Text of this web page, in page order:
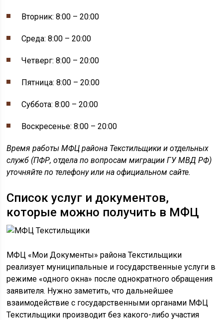
Вторник: 8:00 – 20:00
Среда: 8:00 – 20:00
Четверг: 8:00 – 20:00
Пятница: 8:00 – 20:00
Суббота: 8:00 – 20:00
Воскресенье: 8:00 – 20:00
Время работы МФЦ района Текстильщики и отдельных
служб (ПФР, отдела по вопросам миграции ГУ МВД РФ)
уточняйте по телефону или на официальном сайте.
Список услуг и документов,
которые можно получить в МФЦ
МФЦ «Мои Документы» района Текстильщики
реализует муниципальные и государственные услуги в
режиме «одного окна» после однократного обращения
заявителя. Нужно заметить, что дальнейшее
взаимодействие с государственными органами МФЦ
Текстильщики производит без какого-либо участия